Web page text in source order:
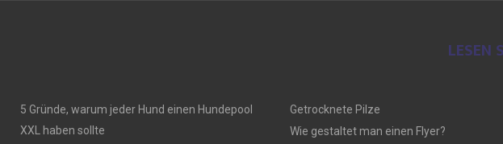
LESEN
5 Gründe, warum jeder Hund einen Hundepool
XXL haben sollte
Getrocknete Pilze
Wie gestaltet man einen Flyer?